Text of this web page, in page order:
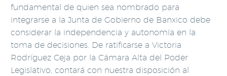
fundamental de quien sea nombrado para
integrarse a la Junta de Gobierno de Banxico debe
considerar la independencia y autonomía en la
toma de decisiones. De ratificarse a Victoria
Rodríguez Ceja por la Cámara Alta del Poder
Legislativo, contará con nuestra disposición al